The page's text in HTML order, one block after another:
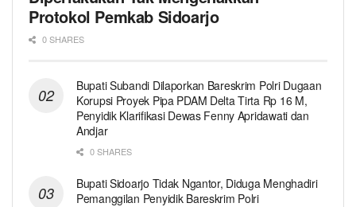
Protokol Pemkab Sidoarjo
0 SHARES
Bupati Subandi Dilaporkan Bareskrim Polri Dugaan
Korupsi Proyek Pipa PDAM Delta Tirta Rp 16 M,
Penyidik Klarifikasi Dewas Fenny Apridawati dan
Andjar
0 SHARES
Bupati Sidoarjo Tidak Ngantor, Diduga Menghadiri
Pemanggilan Penyidik Bareskrim Polri